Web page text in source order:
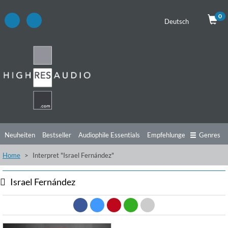
Deutsch
0
Neuheiten Bestseller Audiophile Essentials Empfehlungen
Hörtipps Top Alben Angebote Preorder
Videos
Genres
Home Interpret "Israel Fernández"
Israel Fernández